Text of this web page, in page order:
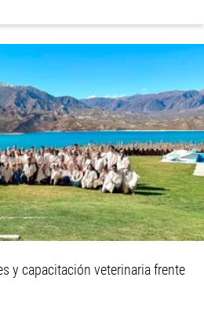
y capacitación veterinaria frente